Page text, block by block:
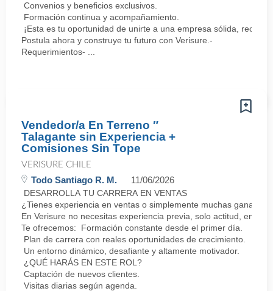
Convenios y beneficios exclusivos.
Formación continua y acompañamiento.
¡Esta es tu oportunidad de unirte a una empresa sólida,
Postula ahora y construye tu futuro con Verisure.-
Requerimientos- ...
Vendedor/a En Terreno ″
Talagante sin Experiencia +
Comisiones Sin Tope
VERISURE CHILE
Todo Santiago R. M. 11/06/2026
DESARROLLA TU CARRERA EN VENTAS
¿Tienes experiencia en ventas o simplemente muchas ganas
En Verisure no necesitas experiencia previa, solo actitud,
Te ofrecemos: Formación constante desde el primer día.
Plan de carrera con reales oportunidades de crecimiento.
Un entorno dinámico, desafiante y altamente motivador.
¿QUÉ HARÁS EN ESTE ROL?
Captación de nuevos clientes.
Visitas diarias según agenda.